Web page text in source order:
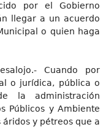
por el Gobierno
llegar a un acuerdo
o quien haga
Cuando por
o jurídica, pública o
la administración
Públicos y Ambiente
y pétreos que a